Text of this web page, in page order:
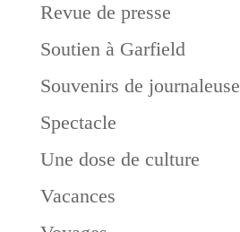
Revue de presse
Soutien à Garfield
Souvenirs de journaleuse
Spectacle
Une dose de culture
Vacances